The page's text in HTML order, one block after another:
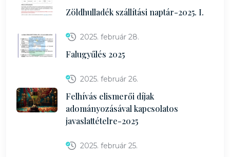
Zöldhulladék szállítási naptár-2025. I.
2025. február 28.
Falugyűlés 2025
2025. február 26.
Felhívás elismerői díjak
adományozásával kapcsolatos
javaslattételre-2025
2025. február 25.